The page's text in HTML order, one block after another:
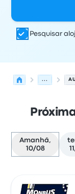
Pesquisar
...
Amanhã,
10/08